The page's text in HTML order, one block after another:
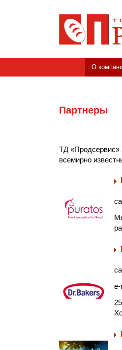
О
Партнеры
ТД «Продсервис»
всемирно
e-